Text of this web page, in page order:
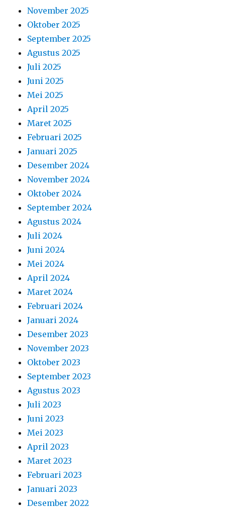
November 2025
Oktober 2025
September 2025
Agustus 2025
Juli 2025
Juni 2025
Mei 2025
April 2025
Maret 2025
Februari 2025
Januari 2025
Desember 2024
November 2024
Oktober 2024
September 2024
Agustus 2024
Juli 2024
Juni 2024
Mei 2024
April 2024
Maret 2024
Februari 2024
Januari 2024
Desember 2023
November 2023
Oktober 2023
September 2023
Agustus 2023
Juli 2023
Juni 2023
Mei 2023
April 2023
Maret 2023
Februari 2023
Januari 2023
Desember 2022